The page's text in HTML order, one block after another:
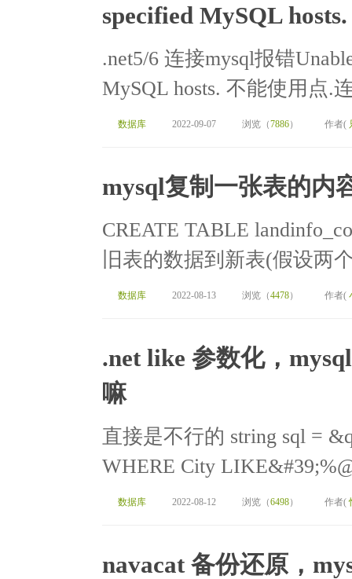
specified MySQL hosts.
.net5/6 连接mysql报错
MySQL hosts. 不能使用点.
数据库 2022-09-07 浏览（7886） 作者(
mysql复制一张表的内
CREATE TABLE
旧表的数据到新表(假设两
数据库 2022-08-13 浏览（4478） 作者(
.net like 参数化，
嘛
直接是不行的 string sql =
WHERE City
数据库 2022-08-12 浏览（6498） 作者(
navacat 备份还原，